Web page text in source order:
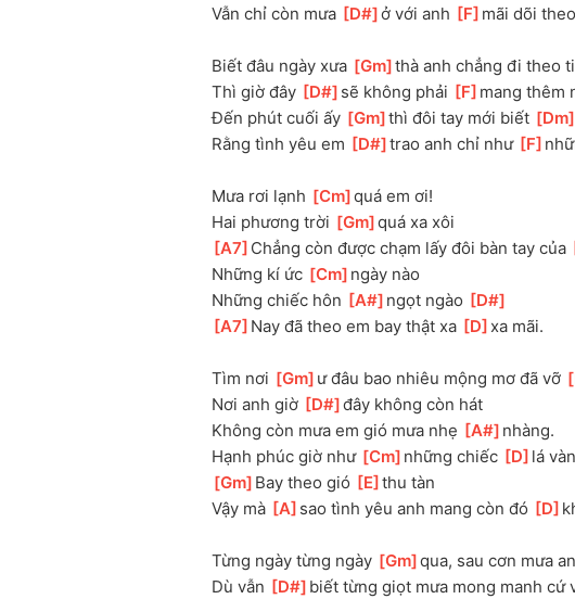
Vẫn chỉ còn mưa
D# ]
ở với anh F ]mãi dõi theo
Biết đâu ngày xưa [Gm ]
thà anh chẳng đi theo
Thì giờ đây
D# ]sẽ không phải F ]mang thêm
Đến phút cuối ấy [Gm ]
thì đôi tay mới biết [ Dm
Rằng tình yêu em
D# ]
trao anh chỉ như F ]
Mưa rơi lạnh [Cm ]
quá em ơi!
Hai phương trời [Gm ]
quá xa xôi
A7 ]Chẳng còn được chạm lấy đôi bàn tay của
Những kí ức [Cm ]ngày nào
Những chiếc hôn
A# ]ngọt ngào D#
A7 ]Nay đã theo em bay thật xa D ]xa mãi.
Tìm nơi [Gm ]ư đâu bao nhiêu mộng mơ đã vỡ [
Nơi anh giờ
D# ]
đây không còn hát
Không còn mưa em gió mưa nhẹ
A# ]nhàng.
Hạnh phúc giờ như [Cm ]những chiếc D ]lá
[Gm ]Bay theo gió E ]
thu tàn
Vậy mà
A ]sao tình yêu anh mang còn đó D ]
Từng ngày từng ngày [Gm ]
qua, sau cơn mưa
Dù vẫn
D# ]biết từng giọt mưa mong manh cứ